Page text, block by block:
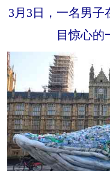
3月3日，一名男
目惊心的